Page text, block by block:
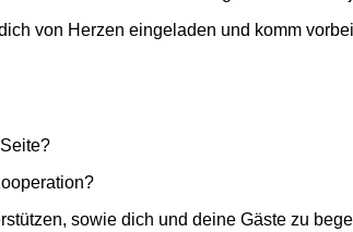
von Herzen eingeladen und komm
sowie dich und deine Gäste zu